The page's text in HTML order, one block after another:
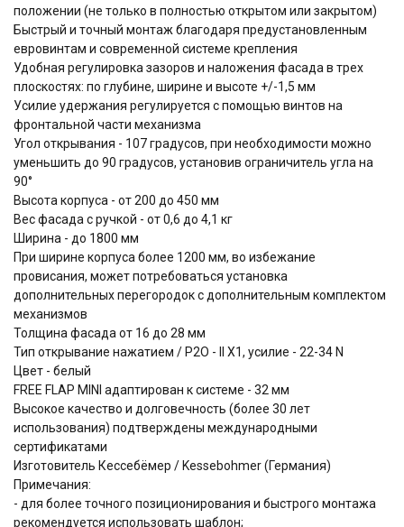
положении (не только в полностью открытом или закрытом)
Быстрый и точный монтаж благодаря предустановленным
евровинтам и современной системе крепления
Удобная регулировка зазоров и наложения фасада в трех
плоскостях: по глубине, ширине и высоте +/-1,5 мм
Усилие удержания регулируется с помощью винтов на
фронтальной части механизма
Угол открывания - 107 градусов, при необходимости можно
уменьшить до 90 градусов, установив ограничитель угла на
90°
Высота корпуса - от 200 до 450 мм
Вес фасада с ручкой - от 0,6 до 4,1 кг
Ширина - до 1800 мм
При ширине корпуса более 1200 мм, во избежание
провисания, может потребоваться установка
дополнительных перегородок с дополнительным комплектом
механизмов
Толщина фасада от 16 до 28 мм
Тип открывание нажатием / P2O - II Х1, усилие - 22-34 N
Цвет - белый
FREE FLAP MINI адаптирован к системе - 32 мм
Высокое качество и долговечность (более 30 лет
использования) подтверждены международными
сертификатами
Изготовитель Кессебёмер / Kessebohmer (Германия)
Примечания:
- для более точного позиционирования и быстрого монтажа
рекомендуется использовать шаблон;